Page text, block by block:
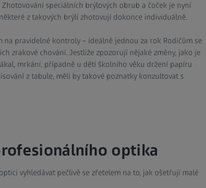
speciálních brýlových obrub a čoček je nyní
z takových brýlí zhotovují dokonce individuálně.
pravidelné kontroly – ideálně jednou za rok Rodičům se
zrakové chování. Jestliže zpozorují nějaké změny, jako je
mrkání, případně u dětí školního věku držení papíru
z tabule, měli by takové poznatky konzultovat s
optika
vyhledávat pečlivě se zřetelem na to, jak ošetřují malé